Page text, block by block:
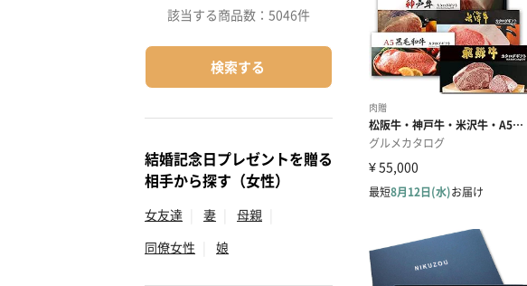
該当する商品数： 5046件
検索する
結婚記念日プレゼントを贈る
相手から探す（女性）
女友達 妻 母親
同僚女性
娘